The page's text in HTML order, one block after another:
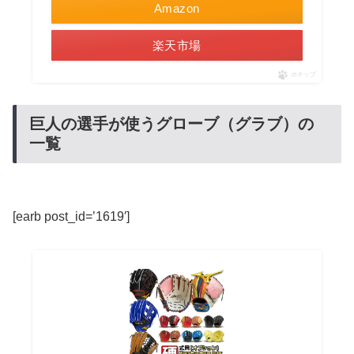
Amazon
楽天市場
ポチップ
巨人の選手が使うグローブ（グラブ）の
一覧
[earb post_id=’1619′]